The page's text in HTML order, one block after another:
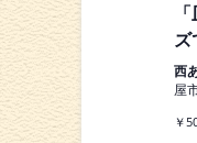
ズ
西
屋
￥